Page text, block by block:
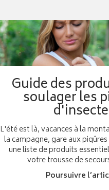
Guide des
soulager les
L'été est là, vacances à la
la campagne, gare aux
une liste de produits
votre trousse de
Poursuivre